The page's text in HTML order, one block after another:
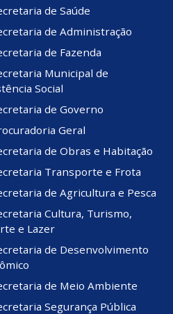
de Saúde
de Administração
de Fazenda
Municipal de
Social
de Governo
Geral
de Obras e Habitação
Transporte e Frota
de Agricultura e Pesca
Cultura, Turismo,
e Lazer
de Desenvolvimento
de Meio Ambiente
Segurança Pública